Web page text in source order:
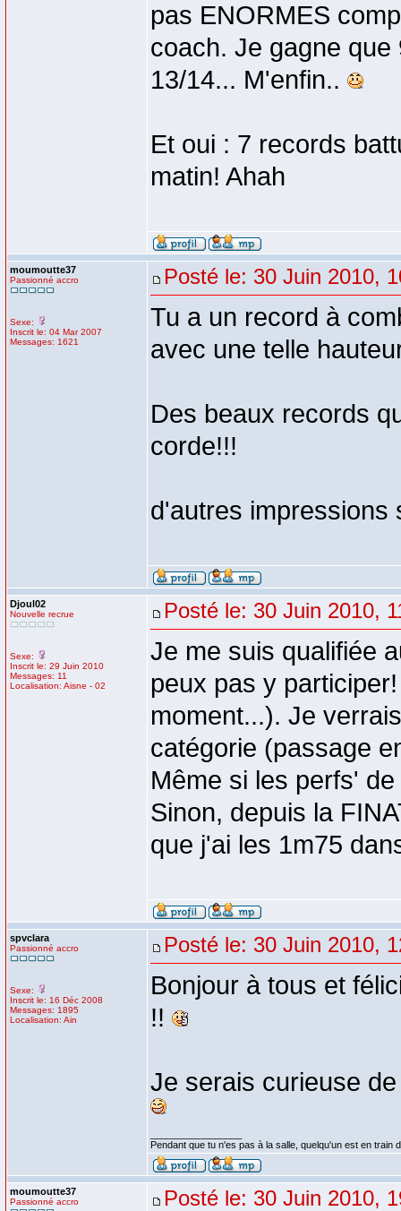
pas ENORMES
coach. Je gagne
13/14... M'enfin..
Et oui : 7 records
matin! Ahah
moumoutte37
Passionné accro
Sexe:
Inscrit le: 04 Mar 2007
Messages: 1621
Posté le: 30 Juin 2010,
Tu a un record à
avec une telle
Des beaux records
corde!!!
d'autres impressions
Djoul02
Nouvelle recrue
Sexe:
Inscrit le: 29 Juin 2010
Messages: 11
Localisation: Aisne - 02
Posté le: 30 Juin 2010,
Je me suis qualifiée
peux pas y
moment...). Je
catégorie (passage
Même si les perfs'
Sinon, depuis la
que j'ai les 1m75
spvclara
Passionné accro
Sexe:
Inscrit le: 16 Déc 2008
Messages: 1895
Localisation: Ain
Posté le: 30 Juin 2010,
Bonjour à tous et
!!
Je serais curieuse
Pendant que tu n'es pas à la salle, quelqu'un est en train
moumoutte37
Passionné accro Posté le: 30 Juin 2010,